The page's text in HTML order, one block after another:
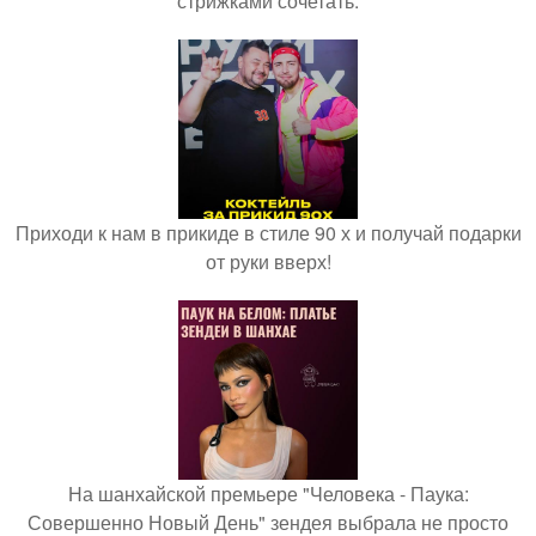
Приходи к нам в прикиде в стиле 90 х и получай подарки
от руки вверх!
На шанхайской премьере "Человека - Паука:
Совершенно Новый День" зендея выбрала не просто